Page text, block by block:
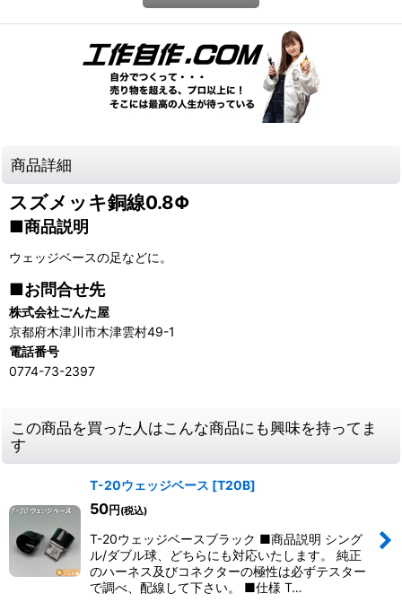
商品詳細
スズメッキ銅線0.8Φ
■商品説明
ウェッジベースの足などに。
■お問合せ先
株式会社ごんた屋
京都府木津川市木津雲村49-1
電話番号
0774-73-2397
この商品を買った人はこんな商品にも興味を持ってま
す
T-20ウェッジベース [T20B]
50円 (税込)
T-20ウェッジベースブラック ■商品説明 シング
ル/ダブル球、どちらにも対応いたします。 純正
のハーネス及びコネクターの極性は必ずテスター
で調べ、配線して下さい。 ■仕様 T…